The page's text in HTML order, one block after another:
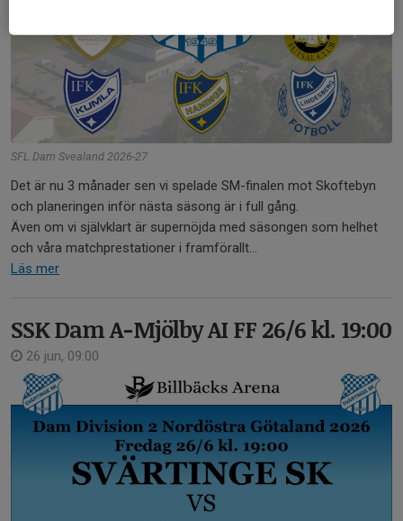
SFL Dam Svealand 2026-27
Det är nu 3 månader sen vi spelade SM-finalen mot Skoftebyn
och planeringen inför nästa säsong är i full gång.
Även om vi självklart är supernöjda med säsongen som helhet
och våra matchprestationer i framförallt...
Läs mer
SSK Dam A-Mjölby AI FF 26/6 kl. 19:00
26 jun, 09:00